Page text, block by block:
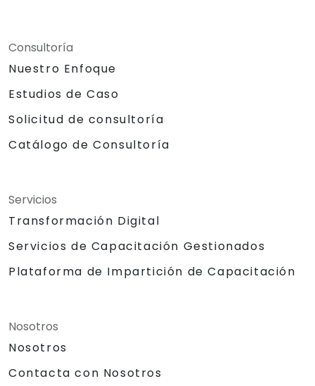
Consultoría
Nuestro Enfoque
Estudios de Caso
Solicitud de consultoría
Catálogo de Consultoría
Servicios
Transformación Digital
Servicios de Capacitación Gestionados
Plataforma de Impartición de Capacitación
Nosotros
Nosotros
Contacta con Nosotros